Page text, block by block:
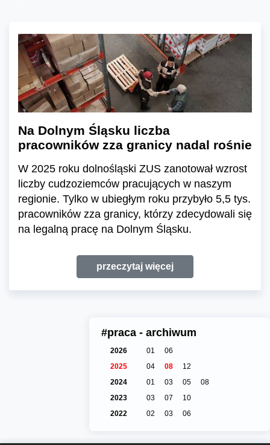
Na Dolnym Śląsku liczba
pracowników zza granicy nadal rośnie
W 2025 roku dolnośląski ZUS zanotował wzrost
liczby cudzoziemców pracujących w naszym
regionie. Tylko w ubiegłym roku przybyło 5,5 tys.
pracowników zza granicy, którzy zdecydowali się
na legalną pracę na Dolnym Śląsku.
przeczytaj więcej
#praca - archiwum
2026 01
06
2025
04 08
12
2024
01 03 05
08
2023
03 07
10
2022
02 03 06